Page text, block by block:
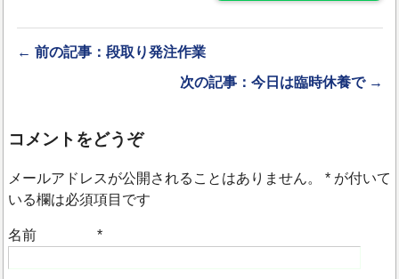
← 前の記事：段取り発注作業
次の記事：今日は臨時休養で →
コメントをどうぞ
メールアドレスが公開されることはありません。* が付いて
いる欄は必須項目です
名前 *